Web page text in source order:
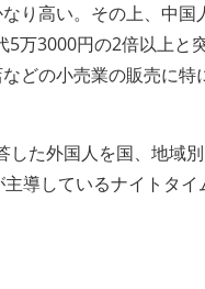
り高い。その上、中国
5万3000円の2倍以上と
どの小売業の販売に特
した外国人を国、地域
導しているナイトタイ